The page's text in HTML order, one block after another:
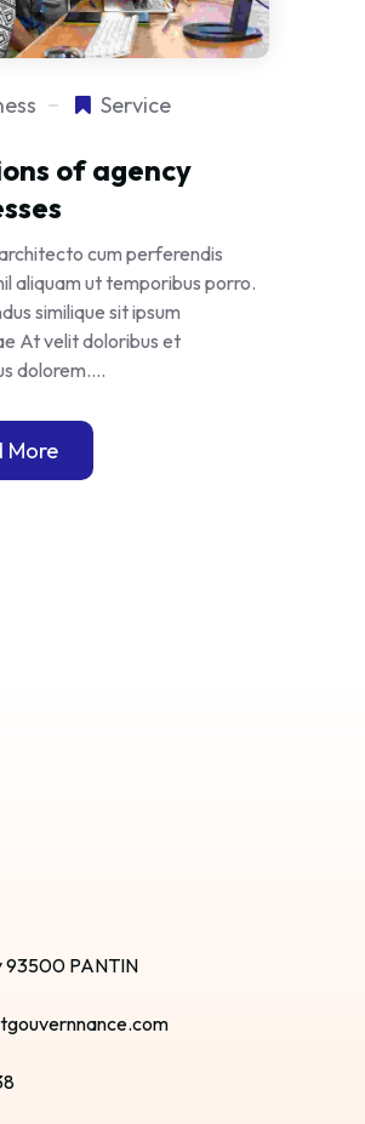
Service
of agency
cum perferendis
aliquam ut temporibus porro.
similique sit ipsum
At velit doloribus et
dolorem....
More
93500 PANTIN